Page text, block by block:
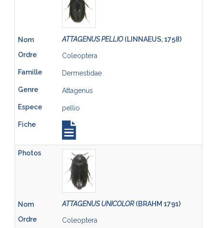
ATTAGENUS PELLIO(LINNAEUS, 1758)
Coleoptera
Dermestidae
Attagenus
pellio
ATTAGENUS UNICOLOR(BRAHM 1791)
Coleoptera